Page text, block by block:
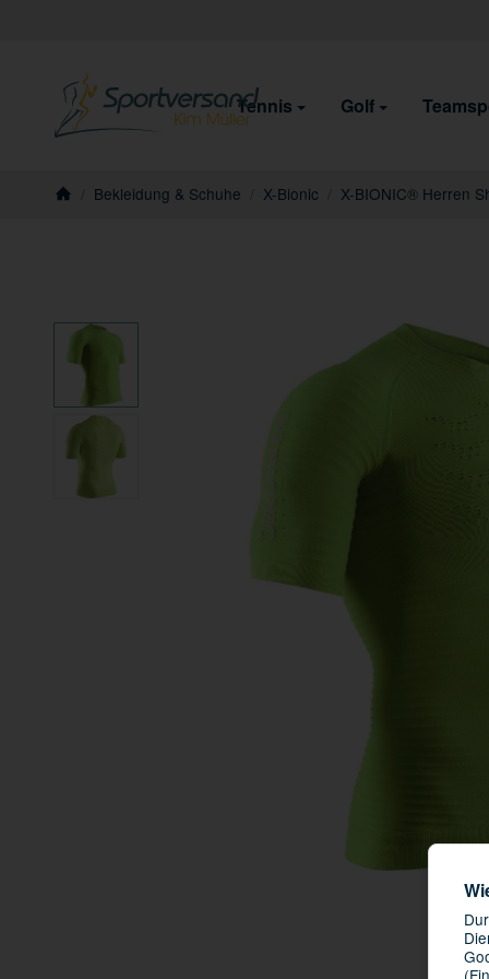
Tennis Golf
Bekleidung & Schuhe X-Bionic X-BIONIC® Herren